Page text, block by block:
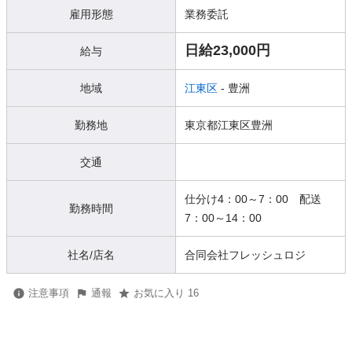
雇用形態 業務委託
給与 日給23,000円
地域 江東区 - 豊洲
勤務地 東京都江東区豊洲
交通
勤務時間
仕分け4：00～7：00 配送
7：00～14：00
社名/店名 合同会社フレッシュロジ
注意事項 通報 お気に入り 16